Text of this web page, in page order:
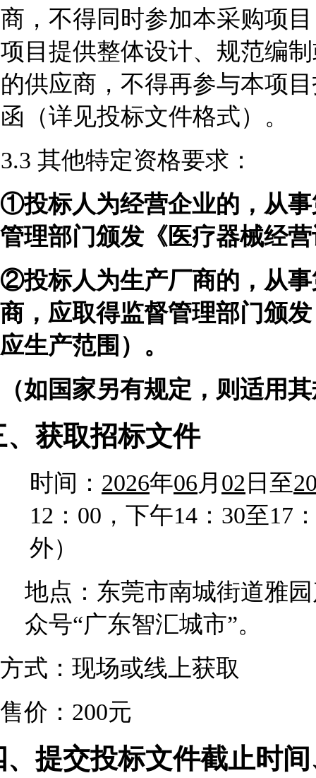
商，不得同时参加本采购项
项目提供整体设计、规范编
的供应商，不得再参与本项
函（详见投标文件格式）。
3.3 其他特定资格要求：
①投标人为经营企业的，从
管理部门颁发《医疗器械经
②投标人为生产厂商的，从
商，应取得监督管理部门颁
应生产范围）。
（如国家另有规定，则适用
、获取招标文件
时间： 2026年06月 02 日至
12：00，下午14：30至17
外）
地点：东莞市南城街道雅
众号“广东智汇城市”。
方式：现场或线上获取
售价：200元
、提交投标文件截止时